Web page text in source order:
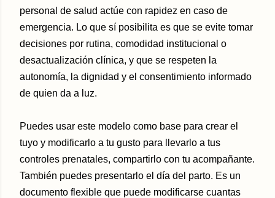
personal de salud actúe con rapidez en caso de
emergencia. Lo que sí posibilita es que se evite tomar
decisiones por rutina, comodidad institucional o
desactualización clínica, y que se respeten la
autonomía, la dignidad y el consentimiento informado
de quien da a luz.
Puedes usar este modelo como base para crear el
tuyo y modificarlo a tu gusto para llevarlo a tus
controles prenatales, compartirlo con tu acompañante.
También puedes presentarlo el día del parto. Es un
documento flexible que puede modificarse cuantas